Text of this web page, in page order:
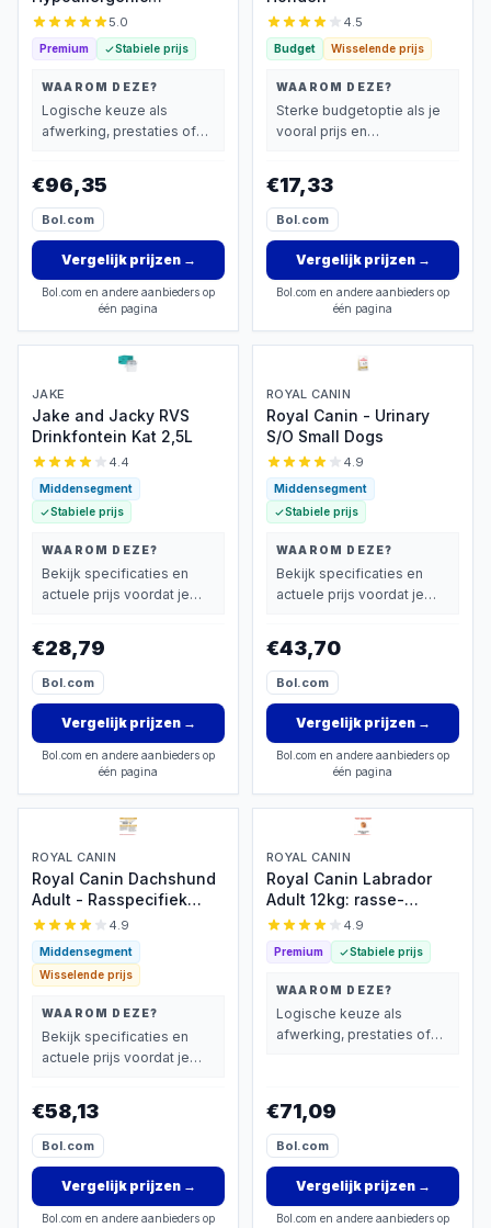
Moderate Calorie - Voor
gevoelige honden
5.0
Premium Stabiele prijs
WAAROM DEZE?
Logische keuze als
afwerking, prestaties of
€96,35
Bol.com
Vergelijk prijzen→
Bol.com en andere aanbieders op
één pagina
4.5
Budget Wisselende prijs
WAAROM DEZE?
Sterke budgetoptie als je
vooral prijs en
€17,33
Bol.com
Vergelijk prijzen→
Bol.com en andere aanbieders op
één pagina
JAKE
Jake and Jacky RVS
Drinkfontein Kat 2,5L
4.4
Middensegment
Stabiele prijs
WAAROM DEZE?
Bekijk specificaties en
actuele prijs voordat je
€28,79
Bol.com
Vergelijk prijzen→
Bol.com en andere aanbieders op
één pagina
ROYAL CANIN
Royal Canin - Urinary
S/O Small Dogs
4.9
Middensegment
Stabiele prijs
WAAROM DEZE?
Bekijk specificaties en
actuele prijs voordat je
€43,70
Bol.com
Vergelijk prijzen→
Bol.com en andere aanbieders op
één pagina
ROYAL CANIN
Royal Canin Dachshund
Adult - Rasspecifiek
voer voor teckels
4.9
Middensegment
Wisselende prijs
WAAROM DEZE?
Bekijk specificaties en
actuele prijs voordat je
€58,13
Bol.com
Vergelijk prijzen→
Bol.com en andere aanbieders op
ROYAL CANIN
Royal Canin Labrador
Adult 12kg: rasse-
specifiek voer
4.9
Premium Stabiele prijs
WAAROM DEZE?
Logische keuze als
afwerking, prestaties of
€71,09
Bol.com
Vergelijk prijzen→
Bol.com en andere aanbieders op